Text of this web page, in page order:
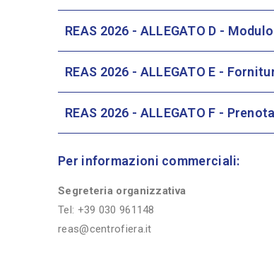
REAS 2026 - ALLEGATO D -
REAS 2026 - ALLEGATO E -
REAS 2026 - ALLEGATO F -
Per informazioni commerciali:
Segreteria organizzativa
Tel: +39 030 961148
reas@centrofiera.it